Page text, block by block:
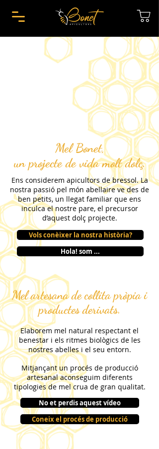
Mel Bonet,
un projecte de vida molt dolç.
Ens considerem apicultors de bressol. La
nostra passió pel món abellaire ve des de
ben petits, un llegat familiar que ens
inculca el nostre pare, el precursor
d’aquest dolç projecte.
Hola! som ...
Vols conèixer la nostra història?
Mel artesana de collita pròpia i
productes derivats.
Elaborem mel natural respectant el
benestar i els ritmes biològics de les
nostres abelles i el seu entorn.
Mitjançant un procés de producció
artesanal aconseguim diferents
tipologies de mel crua de gran qualitat.
No et perdis aquest vídeo
Coneix el procés de producció